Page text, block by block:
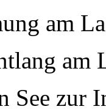
am
am
See zur